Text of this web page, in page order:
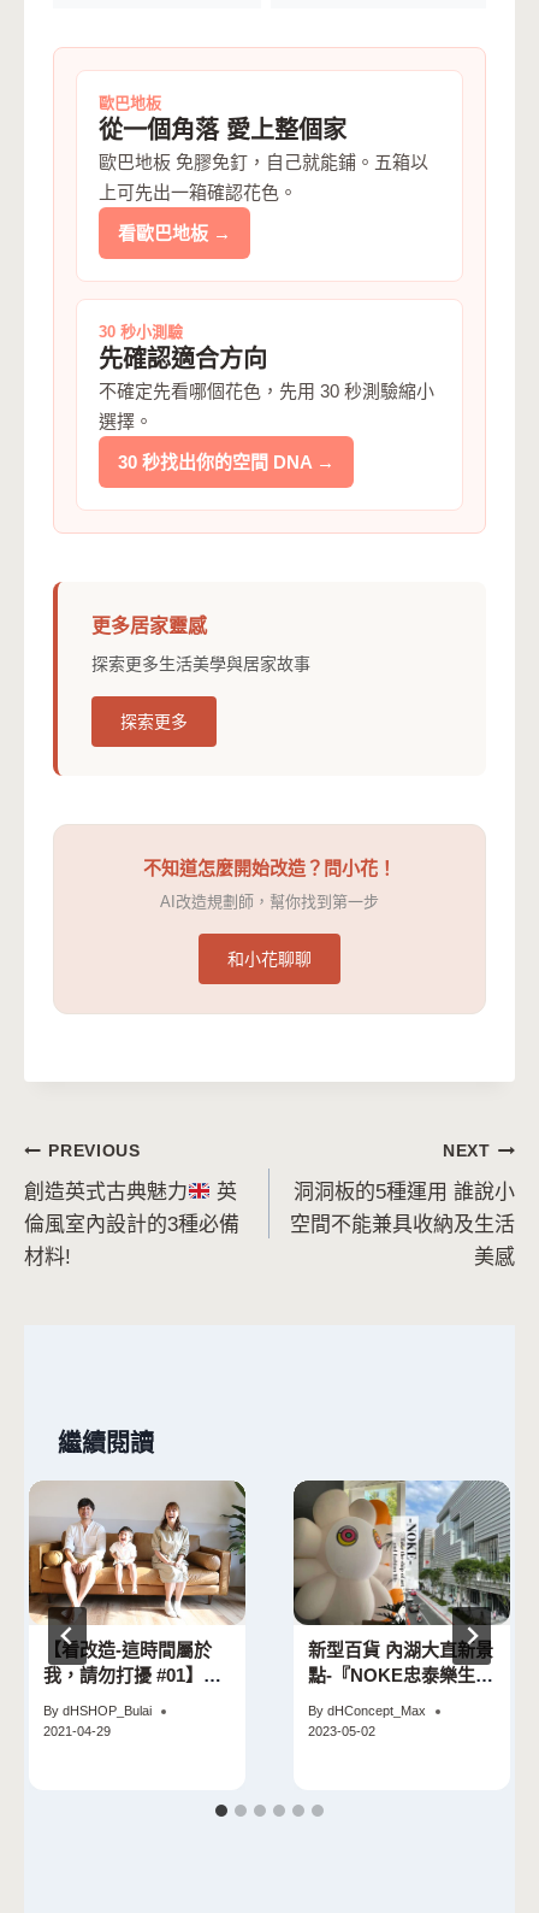
歐巴地板
從一個角落 愛上整個家
歐巴地板 免膠免釘，自己就能鋪。五箱以
上可先出一箱確認花色。
看歐巴地板 →
30 秒小測驗
先確認適合方向
不確定先看哪個花色，先用 30 秒測驗縮小
選擇。
30 秒找出你的空間 DNA →
更多居家靈感
探索更多生活美學與居家故事
探索更多
不知道怎麼開始改造？問小花！
AI改造規劃師，幫你找到第一步
和小花聊聊
文
章
導
PREVIOUS
創造英式古典魅力
英
倫風室內設計的3種必備
材料!
NEXT
洞洞板的5種運用 誰說小
空間不能兼具收納及生活
美感
繼續閱讀
【看改造-這時間屬於
我，請勿打擾 #01】超
質感生活暢銷女作家 葉
揚 的家 | 療癒的專屬時
By dHSHOP_Bulai
2021-04-29
新型百貨 內湖大直新景
點-『NOKE忠泰樂生
活』四大亮點開箱文
By dHConcept_Max
2023-05-02